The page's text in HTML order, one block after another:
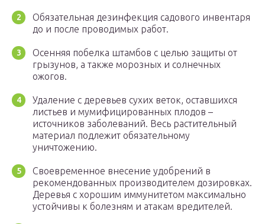
Обязательная дезинфекция садового инвентаря
до и после проводимых работ.
Осенняя побелка штамбов с целью защиты от
грызунов, а также морозных и солнечных
ожогов.
Удаление с деревьев сухих веток, оставшихся
листьев и мумифицированных плодов –
источников заболеваний. Весь растительный
материал подлежит обязательному
уничтожению.
Своевременное внесение удобрений в
рекомендованных производителем дозировках.
Деревья с хорошим иммунитетом максимально
устойчивы к болезням и атакам вредителей.